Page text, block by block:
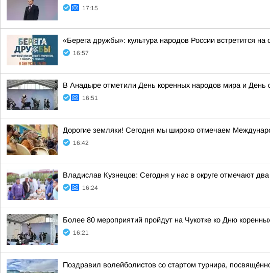
17:15
«Берега дружбы»: культура народов России встретится
16:57
В Анадыре отметили День коренных народов мира и День
16:51
Дорогие земляки! Сегодня мы широко отмечаем
16:42
Владислав Кузнецов: Сегодня у нас в округе отмечают
16:24
Более 80 мероприятий пройдут на Чукотке ко Дню
16:21
Поздравил волейболистов со стартом турнира,